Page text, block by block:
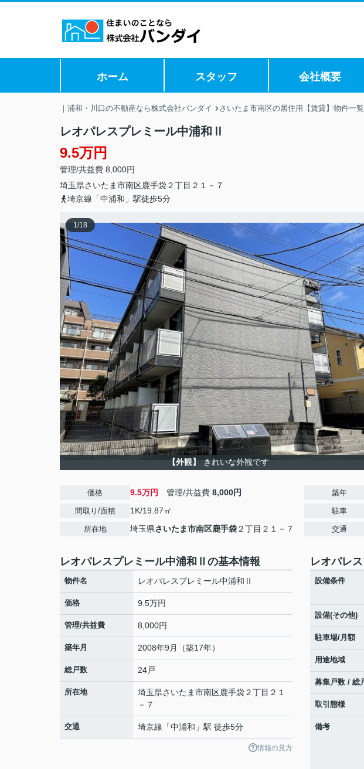
ホーム スタッフ 会社概要
｜浦和・川口の不動産なら株式会社バンダイ さいたま市南区の居住用【賃貸】物件一覧
レオパレスプレミール中浦和Ⅱ
9.5万円
管理/共益費 8,000円
埼玉県さいたま市南区鹿手袋２丁目２１－７
埼京線「中浦和」駅徒歩5分
1/18
【外観】 きれいな外観です
価格 9.5万円 管理/共益費 8,000円
間取り/面積 1K/19.87㎡
所在地 埼玉県さいたま市南区鹿手袋２丁目２１－７
築年
駐車
交通
レオパレスプレミール中浦和Ⅱの基本情報
物件名 レオパレスプレミール中浦和Ⅱ
価格 9.5万円
管理/共益費 8,000円
築年月 2008年9月（築17年）
総戸数 24戸
所在地 埼玉県さいたま市南区鹿手袋２丁目２１
－７
交通 埼京線 「中浦和 」駅 徒歩5分
情報の見方
レオパレ
設備条件
設備(その他)
駐車場/月額
用途地域
募集戸数 / 総
取引態様
備考